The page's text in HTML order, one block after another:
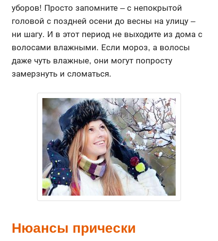
уборов! Просто запомните – с непокрытой
головой с поздней осени до весны на улицу –
ни шагу. И в этот период не выходите из дома с
волосами влажными. Если мороз, а волосы
даже чуть влажные, они могут попросту
замерзнуть и сломаться.
Нюансы прически